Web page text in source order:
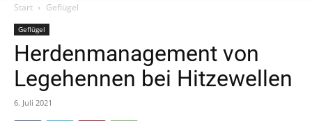
Start Geflügel
Geflügel
Herdenmanagement von
Legehennen bei Hitzewellen
6. Juli 2021